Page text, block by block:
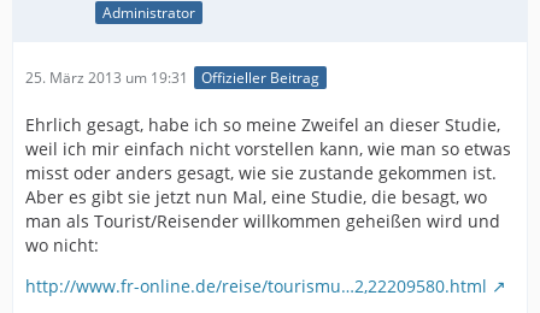
Administrator
25. März 2013 um 19:31 Offizieller Beitrag
Ehrlich gesagt, habe ich so meine Zweifel an dieser Studie,
weil ich mir einfach nicht vorstellen kann, wie man so etwas
misst oder anders gesagt, wie sie zustande gekommen ist.
Aber es gibt sie jetzt nun Mal, eine Studie, die besagt, wo
man als Tourist/Reisender willkommen geheißen wird und
wo nicht:
http://www.fr-online.de/reise/tourismu…2,22209580.html